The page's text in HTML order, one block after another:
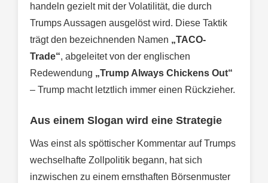
handeln gezielt mit der Volatilität, die durch
Trumps Aussagen ausgelöst wird. Diese Taktik
trägt den bezeichnenden Namen „TACO-
Trade“, abgeleitet von der englischen
Redewendung „Trump Always Chickens Out“
– Trump macht letztlich immer einen Rückzieher.
Aus einem Slogan wird eine Strategie
Was einst als spöttischer Kommentar auf Trumps
wechselhafte Zollpolitik begann, hat sich
inzwischen zu einem ernsthaften Börsenmuster